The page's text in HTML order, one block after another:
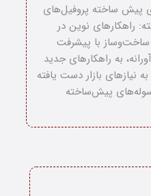
پیش ساخته پروفیل‌های
راهکارهای نوین در
با پیشرفت
به راهکارهای جدید
نیازهای بازار دست یافته
پیش‌ساخته